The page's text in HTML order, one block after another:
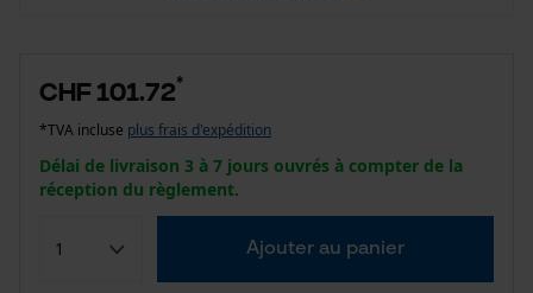
CHF 101.72*
*TVA incluse plus frais d'expédition
Délai de livraison 3 à 7 jours ouvrés à compter de la
réception du règlement.
Ajouter au panier